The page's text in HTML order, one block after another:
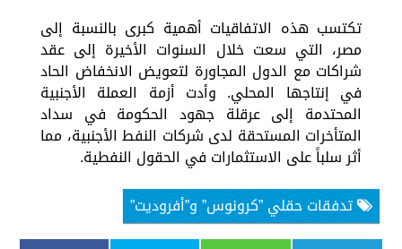
تكتسب هذه الاتفاقيات أهمية كبرى بالنسبة إلى
مصر، التي سعت خلال السنوات الأخيرة إلى عقد
شراكات مع الدول المجاورة لتعويض الانخفاض الحاد
في إنتاجها المحلي. وأدت أزمة العملة الأجنبية
المحتدمة إلى عرقلة جهود الحكومة في سداد
المتأخرات المستحقة لدى شركات النفط الأجنبية، مما
أثر سلباً على الاستثمارات في الحقول النفطية.
تدفقات حقلي ”كرونوس” و”أفروديت”